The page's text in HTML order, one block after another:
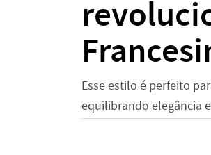
Esse estilo é perfeito
equilibrando elegância